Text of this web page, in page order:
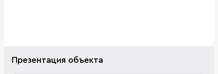
Презентация объекта